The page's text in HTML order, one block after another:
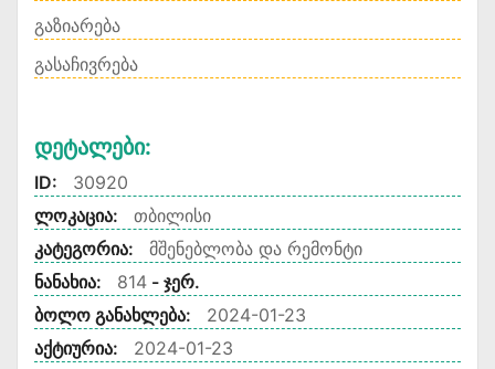
გაზიარება
გასაჩივრება
Დეტალები:
ID:
30920
ლოკაცია:
თბილისი
კატეგორია:
მშენებლობა და რემონტი
ნანახია:
814 - ჯერ.
ბოლო განახლება:
2024-01-23
აქტიურია:
2024-01-23